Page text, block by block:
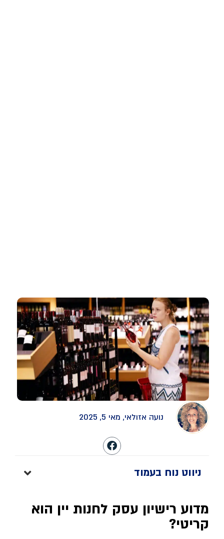
נועה אזולאי, מאי 5, 2025
ניווט נוח בעמוד
מדוע רישיון עסק לחנות יין הוא
קריטי?